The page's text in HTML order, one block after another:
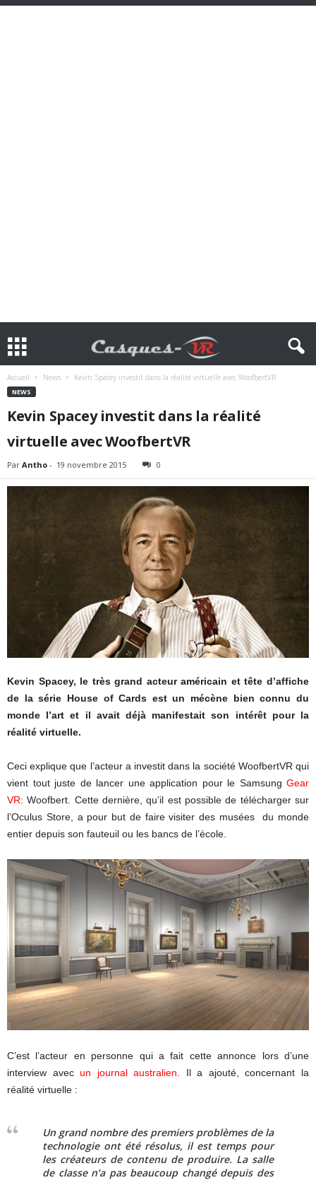
Accueil News Kevin Spacey investit dans la réalité virtuelle avec WoofbertVR
NEWS
Kevin Spacey investit dans la réalité
virtuelle avec WoofbertVR
Par Antho - 19 novembre 2015 0
Kevin Spacey, le très grand acteur américain et tête d’affiche
de la série House of Cards est un mécène bien connu du
monde l’art et il avait déjà manifestait son intérêt pour la
réalité virtuelle.
Ceci explique que l’acteur a investit dans la société WoofbertVR qui
vient tout juste de lancer une application pour le Samsung Gear
VR: Woofbert. Cette dernière, qu’il est possible de télécharger sur
l’Oculus Store, a pour but de faire visiter des musées du monde
entier depuis son fauteuil ou les bancs de l’école.
C’est l’acteur en personne qui a fait cette annonce lors d’une
interview avecun journal australien . Il a ajouté, concernant la
réalité virtuelle :
Un grand nombre des premiers problèmes de la
technologie ont été résolus, il est temps pour
les créateurs de contenu de produire. La salle
de classe n’a pas beaucoup changé depuis des